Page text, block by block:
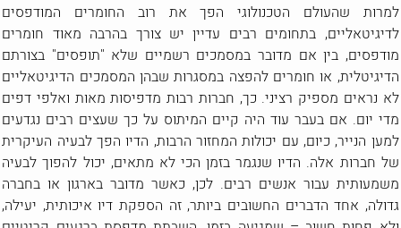
למרות שהעולם הטכנולוגי הפך את רוב החומרים המודפסים
לדיגיטאליים, בתחומים רבים עדיין יש צורך בהרבה מאוד חומרים
מודפסים, בין אם מדובר במסמכים רשמיים שלא "תופסים" בצורתם
הדיגיטלית, או חומרים להפצה במסגרות שבהן המסמכים הדיגיטאליים
לא נראים מספיק רציני. כך, חברות רבות מדפיסות מאות ואלפי דפים
מדי יום. אם בעבר עוד היה קיים המיתוס על כך שעצים רבים נגדעים
למען הנייר, כיום, עם יכולות המחזור הרבות, הדיו הפך לבעיה העיקרית
של חברות אלה. הדיו שנגמר בזמן הכי לא מתאים, יכול להפוך לבעיה
משמעותית עבור אנשים רבים. לכן, כאשר מדובר בארגון או בחברה
גדולה, אחד הדברים החשובים ביותר, זה הספקת דיו איכותית, יעילה,